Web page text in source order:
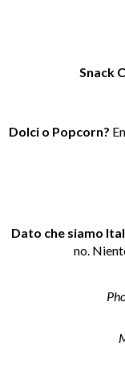
Snack
Dolci o Popcorn?
Dato che siamo
no.